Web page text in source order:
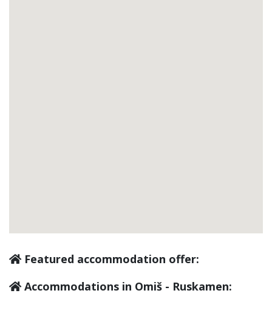
Featured accommodation offer:
Accommodations in Omiš - Ruskamen: